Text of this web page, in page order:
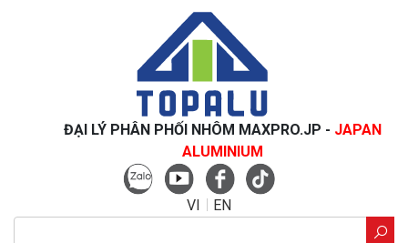
ĐẠI LÝ PHÂN PHỐI NHÔM MAXPRO.JP - JAPAN
ALUMINIUM
VI EN